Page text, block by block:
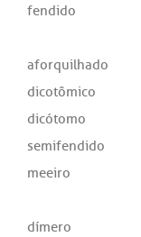
fendido
aforquilhado
dicotômico
dicótomo
semifendido
meeiro
dímero